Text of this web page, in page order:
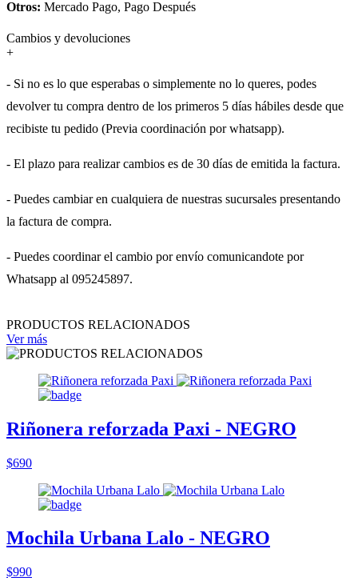
Otros: Mercado Pago, Pago Después
Cambios y devoluciones
+
- Si no es lo que esperabas o simplemente no lo queres, podes
devolver tu compra dentro de los primeros 5 días hábiles desde que
recibiste tu pedido (Previa coordinación por whatsapp).
- El plazo para realizar cambios es de 30 días de emitida la factura.
- Puedes cambiar en cualquiera de nuestras sucursales presentando
la factura de compra.
- Puedes coordinar el cambio por envío comunicandote por
Whatsapp al 095245897.
PRODUCTOS RELACIONADOS
Ver más
Riñonera reforzada Paxi - NEGRO
$690
Mochila Urbana Lalo - NEGRO
$990